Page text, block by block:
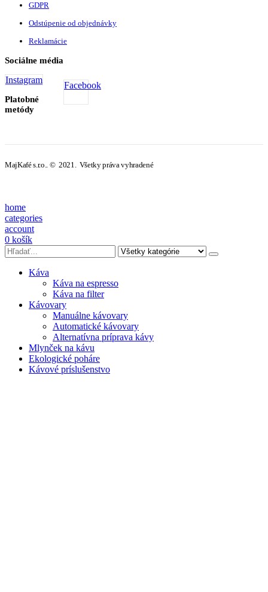
GDPR
Odstúpenie od objednávky
Reklamácie
Sociálne média
Facebook
Instagram
Platobné
metódy
MajKafé s.r.o.. © 2021. Všetky práva vyhradené
home
categories
account
0 košík
Káva
Káva na espresso
Káva na filter
Kávovary
Manuálne kávovary
Automatické kávovary
Alternatívna príprava kávy
Mlynček na kávu
Ekologické poháre
Kávové príslušenstvo